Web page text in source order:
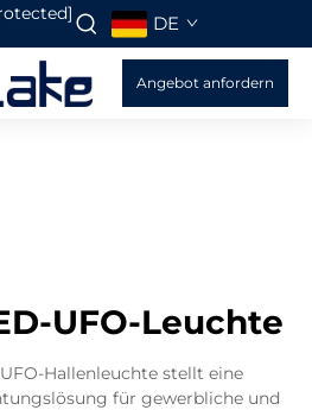
DE
Angebot anfordern
UFO-Leuchte
Hallenleuchte stellt eine
für gewerbliche und